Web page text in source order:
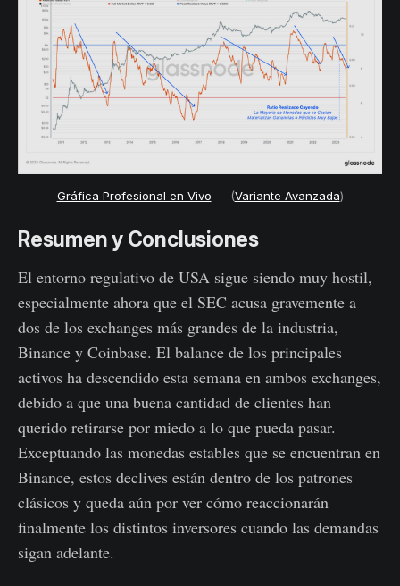
Gráfica Profesional en Vivo — (Variante Avanzada)
Resumen y Conclusiones
El entorno regulativo de USA sigue siendo muy hostil,
especialmente ahora que el SEC acusa gravemente a
dos de los exchanges más grandes de la industria,
Binance y Coinbase. El balance de los principales
activos ha descendido esta semana en ambos exchanges,
debido a que una buena cantidad de clientes han
querido retirarse por miedo a lo que pueda pasar.
Exceptuando las monedas estables que se encuentran en
Binance, estos declives están dentro de los patrones
clásicos y queda aún por ver cómo reaccionarán
finalmente los distintos inversores cuando las demandas
sigan adelante.